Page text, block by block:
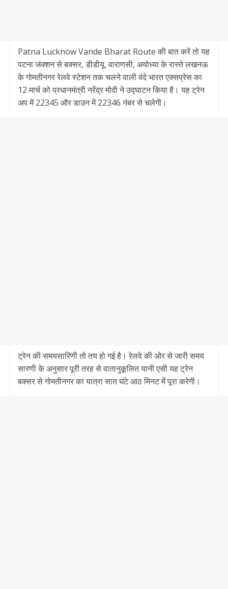
Patna Lucknow Vande Bharat Route की बात करें तो यह
पटना जंक्शन से बक्सर, डीडीयू, वाराणसी, अयोध्या के रास्ते लखनऊ
के गोमतीनगर रेलवे स्टेशन तक चलने वाली वंदे भारत एक्सप्रेस का
12 मार्च को प्रधानमंत्री नरेंद्र मोदी ने उद्घाटन किया है। यह ट्रेन
अप में 22345 और डाउन में 22346 नंबर से चलेगी।
ट्रेन की समयसारिणी तो तय हो गई है। रेलवे की ओर से जारी समय
सारणी के अनुसार पूरी तरह से वातानुकूलित यानी एसी यह ट्रेन
बक्सर से गोमतीनगर का यात्रा सात घंटे आठ मिनट में पूरा करेगी।